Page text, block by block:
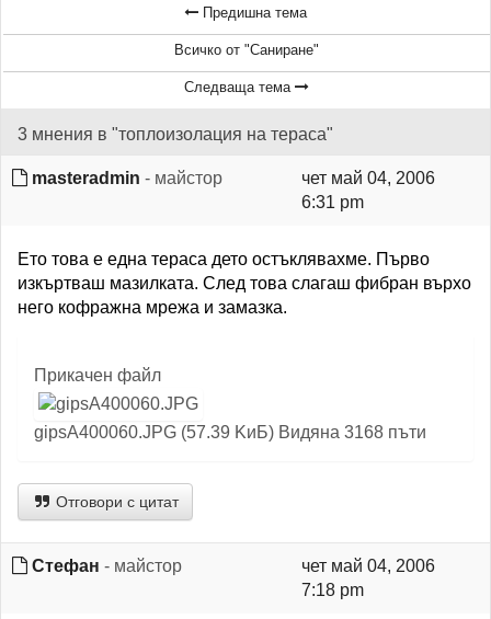
Предишна тема
Всичко от "Саниране"
Следваща тема
3 мнения в "топлоизолация на тераса"
masteradmin - майстор
чет май 04, 2006
6:31 pm
Ето това е една тераса дето остъклявахме. Първо
изкъртваш мазилката. След това слагаш фибран върхо
него кофражна мрежа и замазка.
Прикачен файл
gipsA400060.JPG (57.39 KиБ) Видяна 3168 пъти
Отговори с цитат
Стефан - майстор
чет май 04, 2006
7:18 pm